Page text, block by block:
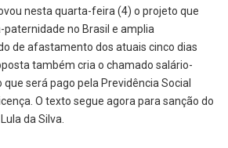
nesta quarta-feira (4) o projeto que
no Brasil e amplia
de afastamento dos atuais cinco dias
também cria o chamado salário-
será pago pela Previdência Social
O texto segue agora para sanção do
da Silva.